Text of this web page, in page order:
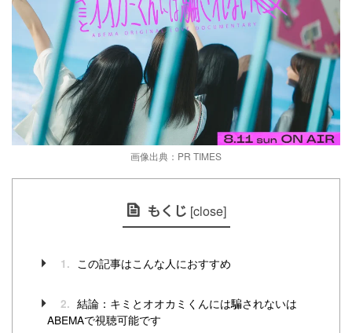
画像出典：PR TIMES
もくじ [close]
1. この記事はこんな人におすすめ
2. 結論：キミとオオカミくんには騙されないは
ABEMAで視聴可能です